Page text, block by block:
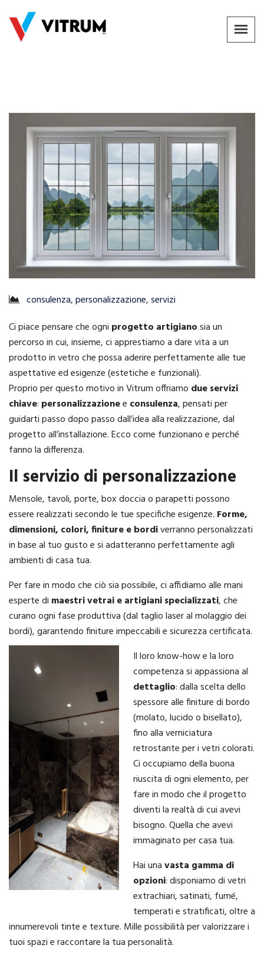
consulenza,personalizzazione,servizi
Ci piace pensare che ogni progetto artigianosia un
percorso in cui, insieme, ci apprestiamo a dare vita a un
prodotto in vetro che possa aderire perfettamente alle tue
aspettative ed esigenze (estetiche e funzionali).
Proprio per questo motivo in Vitrum offriamo due servizi
chiave: personalizzazionee consulenza, pensati per
guidarti passo dopo passo dall’idea alla realizzazione, dal
progetto all’installazione. Ecco come funzionano e perché
fanno la differenza.
Il servizio di personalizzazione
Mensole, tavoli, porte, box doccia o parapetti possono
essere realizzati secondo le tue specifiche esigenze. Forme,
dimensioni, colori, finiture e bordiverranno personalizzati
in base al tuo gusto e si adatteranno perfettamente agli
ambienti di casa tua.
Per fare in modo che ciò sia possibile, ci affidiamo alle mani
esperte di maestri vetrai e artigiani specializzati, che
curano ogni fase produttiva (dal taglio laser al molaggio dei
bordi), garantendo finiture impeccabili e sicurezza certificata.
Il loro know-how e la loro
competenza si appassiona al
dettaglio: dalla scelta dello
spessore alle finiture di bordo
(molato, lucido o bisellato),
fino alla verniciatura
retrostante per i vetri colorati.
Ci occupiamo della buona
riuscita di ogni elemento, per
fare in modo che il progetto
diventi la realtà di cui avevi
bisogno. Quella che avevi
immaginato per casa tua.
Hai unavasta gamma di
opzioni: disponiamo di vetri
extrachiari, satinati, fumé,
temperati e stratificati, oltre a
innumerevoli tinte e texture. Mille possibilità per valorizzare i
tuoi spazi e raccontare la tua personalità.